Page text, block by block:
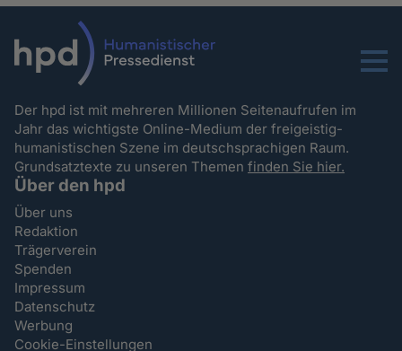
Menu
Der hpd ist mit mehreren Millionen Seitenaufrufen im
Jahr das wichtigste Online-Medium der freigeistig-
humanistischen Szene im deutschsprachigen Raum.
Grundsatztexte zu unseren Themenfinden Sie hier.
Über den hpd
Über uns
Redaktion
Trägerverein
Spenden
Impressum
Datenschutz
Werbung
Cookie-Einstellungen